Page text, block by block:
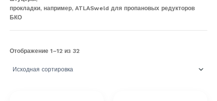
прокладки, например, ATLASweld для пропановых редукторов
БКО
Отображение 1–12 из 32